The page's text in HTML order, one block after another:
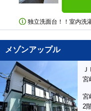
独立洗面台！！室内洗
メゾンアップル
宮
宮
2